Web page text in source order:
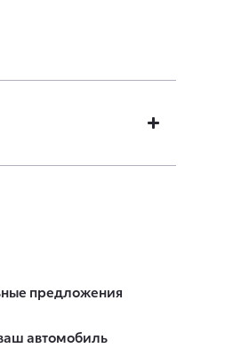
предложения
автомобиль